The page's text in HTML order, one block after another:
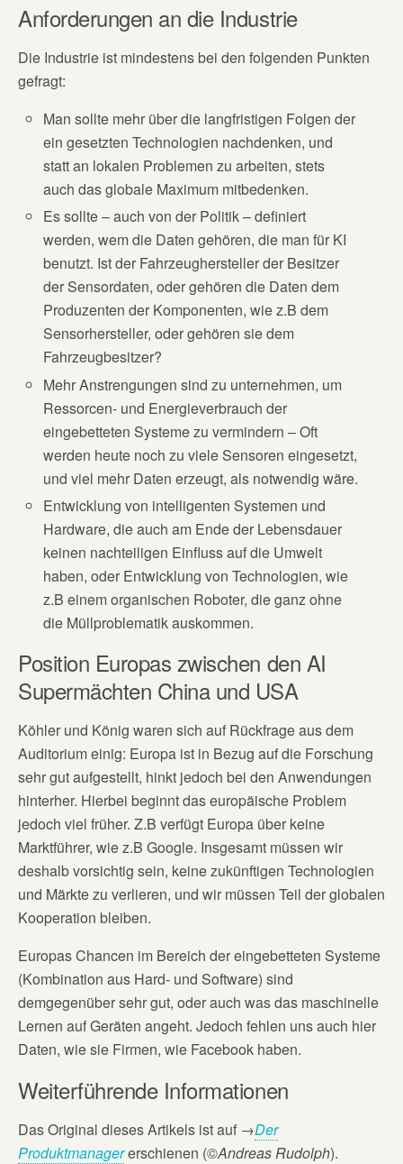
Anforderungen an die Industrie
Die Industrie ist mindestens bei den folgenden Punkten
gefragt:
Man sollte mehr über die langfristigen Folgen der
ein gesetzten Technologien nachdenken, und
statt an lokalen Problemen zu arbeiten, stets
auch das globale Maximum mitbedenken.
Es sollte – auch von der Politik – definiert
werden, wem die Daten gehören, die man für KI
benutzt. Ist der Fahrzeughersteller der Besitzer
der Sensordaten, oder gehören die Daten dem
Produzenten der Komponenten, wie z.B dem
Sensorhersteller, oder gehören sie dem
Fahrzeugbesitzer?
Mehr Anstrengungen sind zu unternehmen, um
Ressorcen- und Energieverbrauch der
eingebetteten Systeme zu vermindern – Oft
werden heute noch zu viele Sensoren eingesetzt,
und viel mehr Daten erzeugt, als notwendig wäre.
Entwicklung von intelligenten Systemen und
Hardware, die auch am Ende der Lebensdauer
keinen nachteiligen Einfluss auf die Umwelt
haben, oder Entwicklung von Technologien, wie
z.B einem organischen Roboter, die ganz ohne
die Müllproblematik auskommen.
Position Europas zwischen den AI
Supermächten China und USA
Köhler und König waren sich auf Rückfrage aus dem
Auditorium einig: Europa ist in Bezug auf die Forschung
sehr gut aufgestellt, hinkt jedoch bei den Anwendungen
hinterher. Hierbei beginnt das europäische Problem
jedoch viel früher. Z.B verfügt Europa über keine
Marktführer, wie z.B Google. Insgesamt müssen wir
deshalb vorsichtig sein, keine zukünftigen Technologien
und Märkte zu verlieren, und wir müssen Teil der globalen
Kooperation bleiben.
Europas Chancen im Bereich der eingebetteten Systeme
(Kombination aus Hard- und Software) sind
demgegenüber sehr gut, oder auch was das maschinelle
Lernen auf Geräten angeht. Jedoch fehlen uns auch hier
Daten, wie sie Firmen, wie Facebook haben.
Weiterführende Informationen
Das Original dieses Artikels ist auf →Der
Produktmanagererschienen (©Andreas Rudolph).